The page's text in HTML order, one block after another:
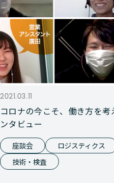
2021.03.11
コロナの今こそ、働き方を
ンタビュー
座談会 ロジスティクス
技術・検査